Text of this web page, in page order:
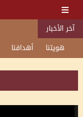
آخر الأخبار
هويتنا
أهدافنا